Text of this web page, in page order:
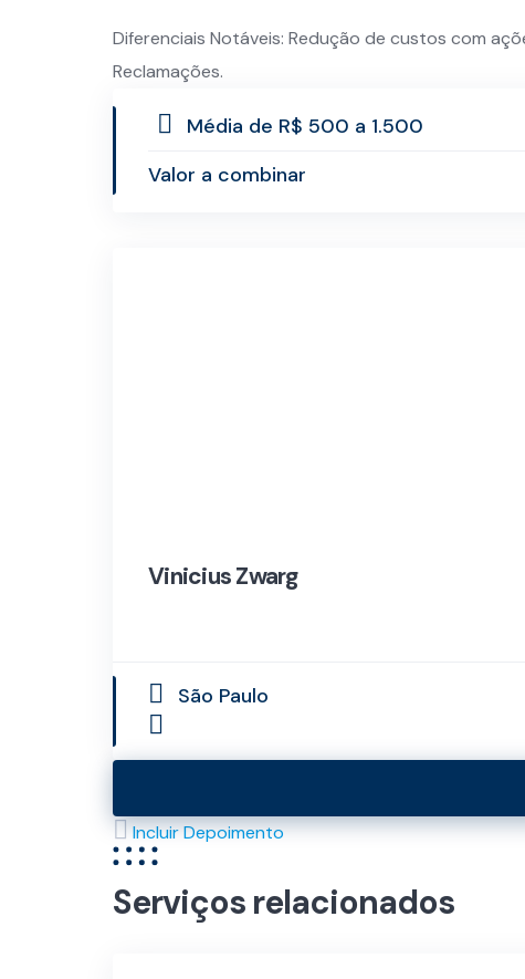
Diferenciais Notáveis: Redução de custos com
Reclamações.
Média de R$ 500 a 1.500
Valor a combinar
Vinicius Zwarg
São Paulo
Incluir Depoimento
Serviços relacionados